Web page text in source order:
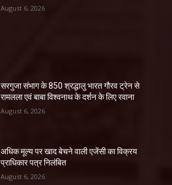
August 6, 2026
सरगुजा संभाग के 850 श्रद्धालु भारत गौरव ट्रेन से
रामलला एवं बाबा विश्वनाथ के दर्शन के लिए रवाना
August 6, 2026
अधिक मूल्य पर खाद बेचने वाली एजेंसी का विक्रय
प्राधिकार पत्र निलंबित
August 6, 2026